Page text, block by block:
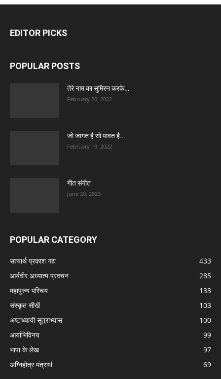
EDITOR PICKS
POPULAR POSTS
तेरे नाम का सुमिरन करके…
February 20, 2022
जो जागत है सो पावत है…
February 19, 2022
गीत संगीत
June 20, 2023
POPULAR CATEGORY
सत्यार्थ प्रकाश गद्य
433
आर्यवीर अध्यात्म प्रवचन
285
महापुरुष परिचय
133
संस्कृत सीखें
103
अष्टाध्यायी सूत्राभ्यास
100
आर्याभिविनय
99
भापा के लेख
97
अग्निहोत्र मंत्रार्थ
69